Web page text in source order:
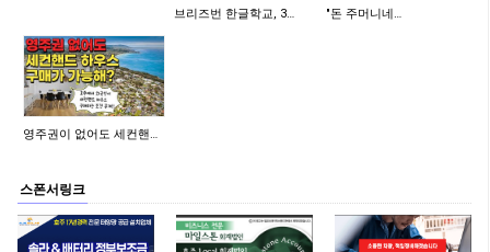
브리즈번 한글학교, 3… "돈 주머니네…
영주권이 없어도 세컨핸…
스폰서링크